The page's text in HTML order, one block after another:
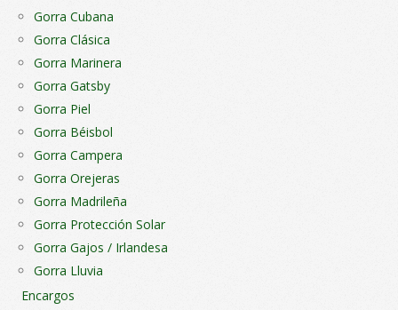
Gorra Cubana
Gorra Clásica
Gorra Marinera
Gorra Gatsby
Gorra Piel
Gorra Béisbol
Gorra Campera
Gorra Orejeras
Gorra Madrileña
Gorra Protección Solar
Gorra Gajos / Irlandesa
Gorra Lluvia
Encargos